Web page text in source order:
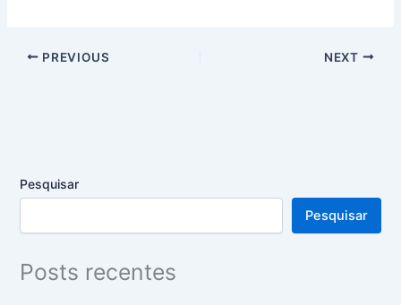
PREVIOUS NEXT
Pesquisar
Pesquisar
Posts recentes